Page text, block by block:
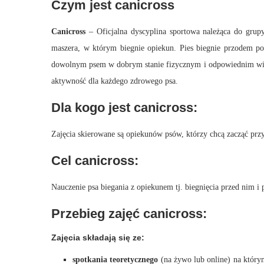
Czym jest canicross
Canicross – Oficjalna dyscyplina sportowa należąca do
maszera, w którym biegnie opiekun. Pies biegnie przodem
dowolnym psem w dobrym stanie fizycznym i odpowiednim
aktywność dla każdego zdrowego psa.
Dla kogo jest canicross:
Zajęcia skierowane są opiekunów psów, którzy chcą zacząć
Cel canicross:
Nauczenie psa biegania z opiekunem tj. biegnięcia przed nim
Przebieg zajęć canicross:
Zajęcia składają się ze:
spotkania teoretycznego (na żywo lub online) na